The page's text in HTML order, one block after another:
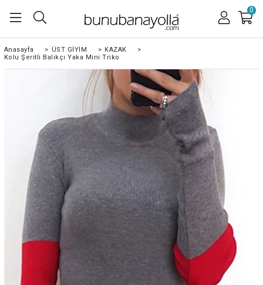
0
Anasayfa > ÜST GİYİM > KAZAK
>
Kolu Şeritli Balıkçı Yaka Mini Triko